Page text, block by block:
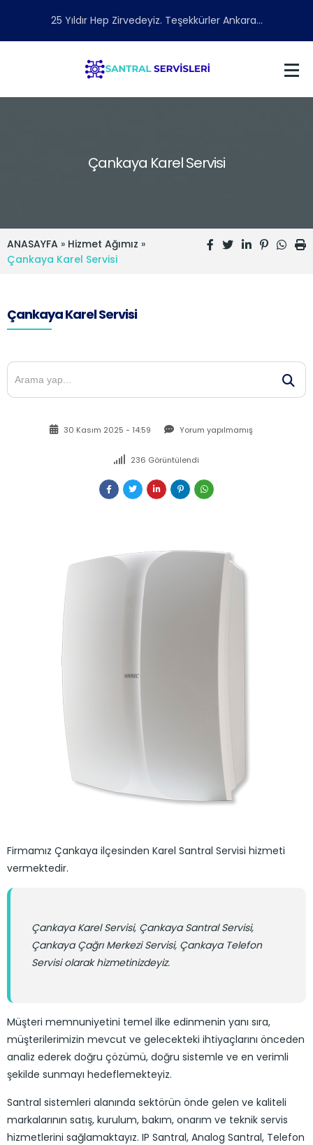
25 Yıldır Hep Zirvedeyiz. Teşekkürler Ankara...
Çankaya Karel Servisi
ANASAYFA » Hizmet Ağımız »
Çankaya Karel Servisi
Çankaya Karel Servisi
30 Kasım 2025 - 14:59 Yorum yapılmamış
236 Görüntülendi
Firmamız Çankaya ilçesinden Karel Santral Servisi hizmeti
vermektedir.
Çankaya Karel Servisi, Çankaya Santral Servisi,
Çankaya Çağrı Merkezi Servisi, Çankaya Telefon
Servisi olarak hizmetinizdeyiz.
Müşteri memnuniyetini temel ilke edinmenin yanı sıra,
müşterilerimizin mevcut ve gelecekteki ihtiyaçlarını önceden
analiz ederek doğru çözümü, doğru sistemle ve en verimli
şekilde sunmayı hedeflemekteyiz.
Santral sistemleri alanında sektörün önde gelen ve kaliteli
markalarının satış, kurulum, bakım, onarım ve teknik servis
hizmetlerini sağlamaktayız. IP Santral, Analog Santral, Telefon